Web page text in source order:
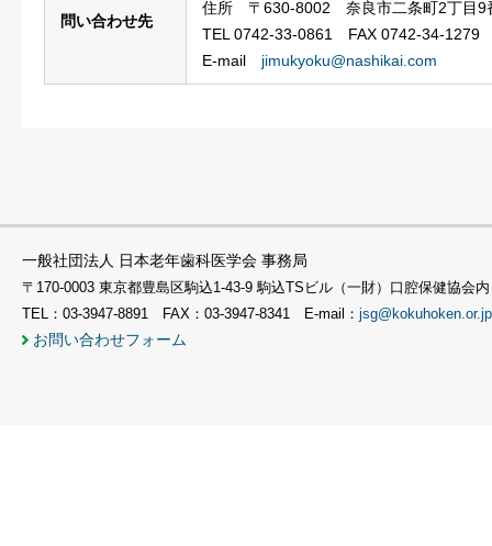
問い合わせ先
住所 〒630-8002 奈良市二条町2丁目9
TEL 0742-33-0861 FAX 0742-34-1279
E-mail jimukyoku@nashikai.com
一般社団法人 日本老年歯科医学会 事務局
〒170-0003 東京都豊島区駒込1-43-9 駒込TSビル（一財）口腔保健協会内
TEL：03-3947-8891 FAX：03-3947-8341 E-mail： jsg@kokuhoken.or.jp
お問い合わせフォーム